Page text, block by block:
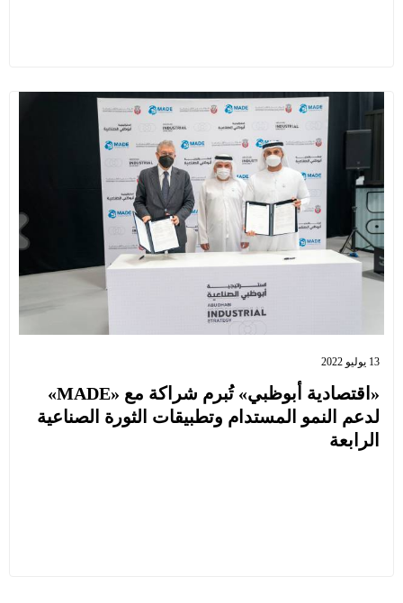
13 يوليو 2022
«اقتصادية أبوظبي» تُبرم شراكة مع «MADE»
لدعم النمو المستدام وتطبيقات الثورة الصناعية
الرابعة